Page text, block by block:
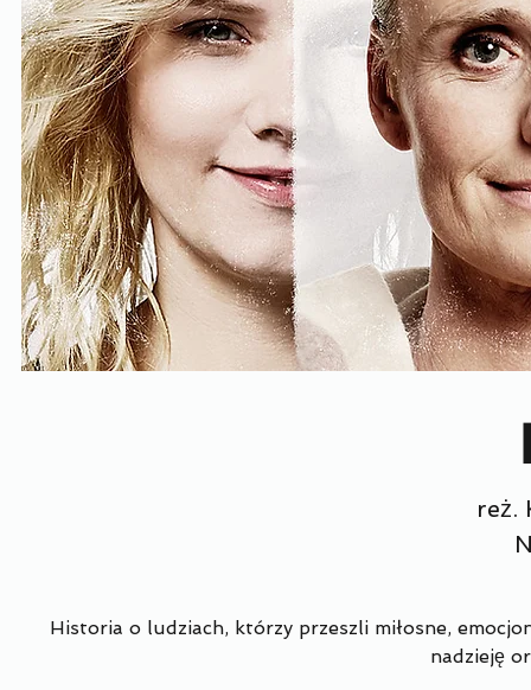
reż.
Historia o ludziach, którzy przeszli miłosne,
nadzieję